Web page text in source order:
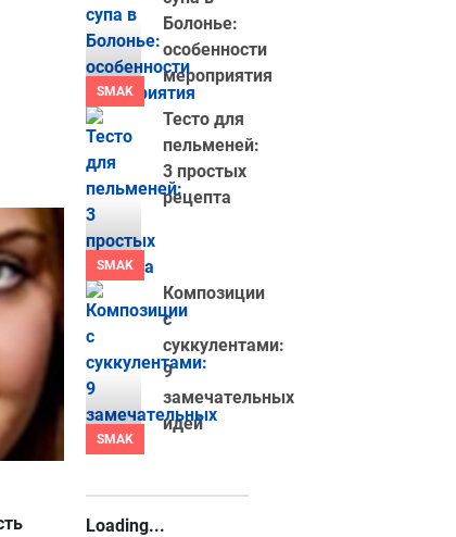
SMAK
Болонье:
особенности
мероприятия
SMAK
Тесто для
пельменей:
3 простых
рецепта
SMAK
Композиции
с
суккулентами:
9
замечательных
идей
Loading...